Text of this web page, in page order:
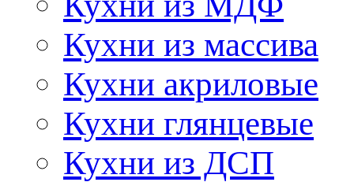
Кухни из массива
Кухни акриловые
Кухни глянцевые
Кухни из ДСП